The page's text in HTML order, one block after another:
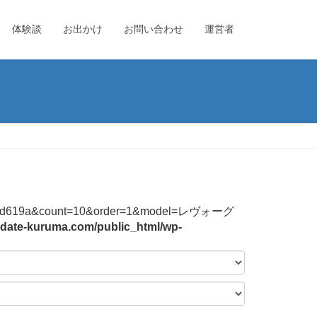
体験談 お出かけ お問い合わせ 運営者
レヴォーグ
kuruma.com/public_html/wp-